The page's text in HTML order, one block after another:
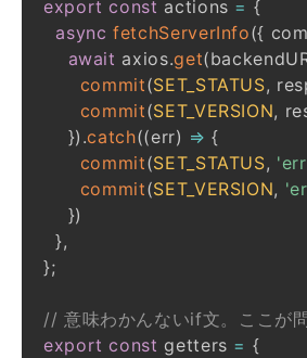
export const actions = {
async fetchServerInfo({
await axios.get(
commit(SET_STATUS,
commit(SET_VERSION,
}) .catch((err) => {
commit(SET_STATUS,
commit(SET_VERSION,
})
},
};
// 意味わかんないif文。ここが
export const getters = {